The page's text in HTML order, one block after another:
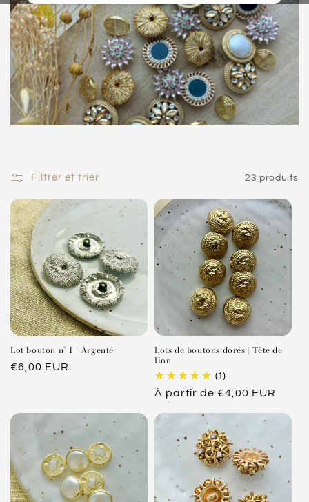
i
o
n
:
Filtrer et trier 23 produits
Lot bouton n° 1 | Argenté
Prix
€6,00 EUR
Lots de boutons dorés | Tête de
lion
(1)
Prix
À partir de €4,00 EUR